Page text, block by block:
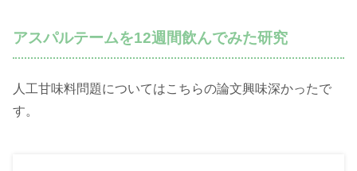
アスパルテームを12週間飲んでみた研究
人工甘味料問題についてはこちらの論文興味深かったで
す。